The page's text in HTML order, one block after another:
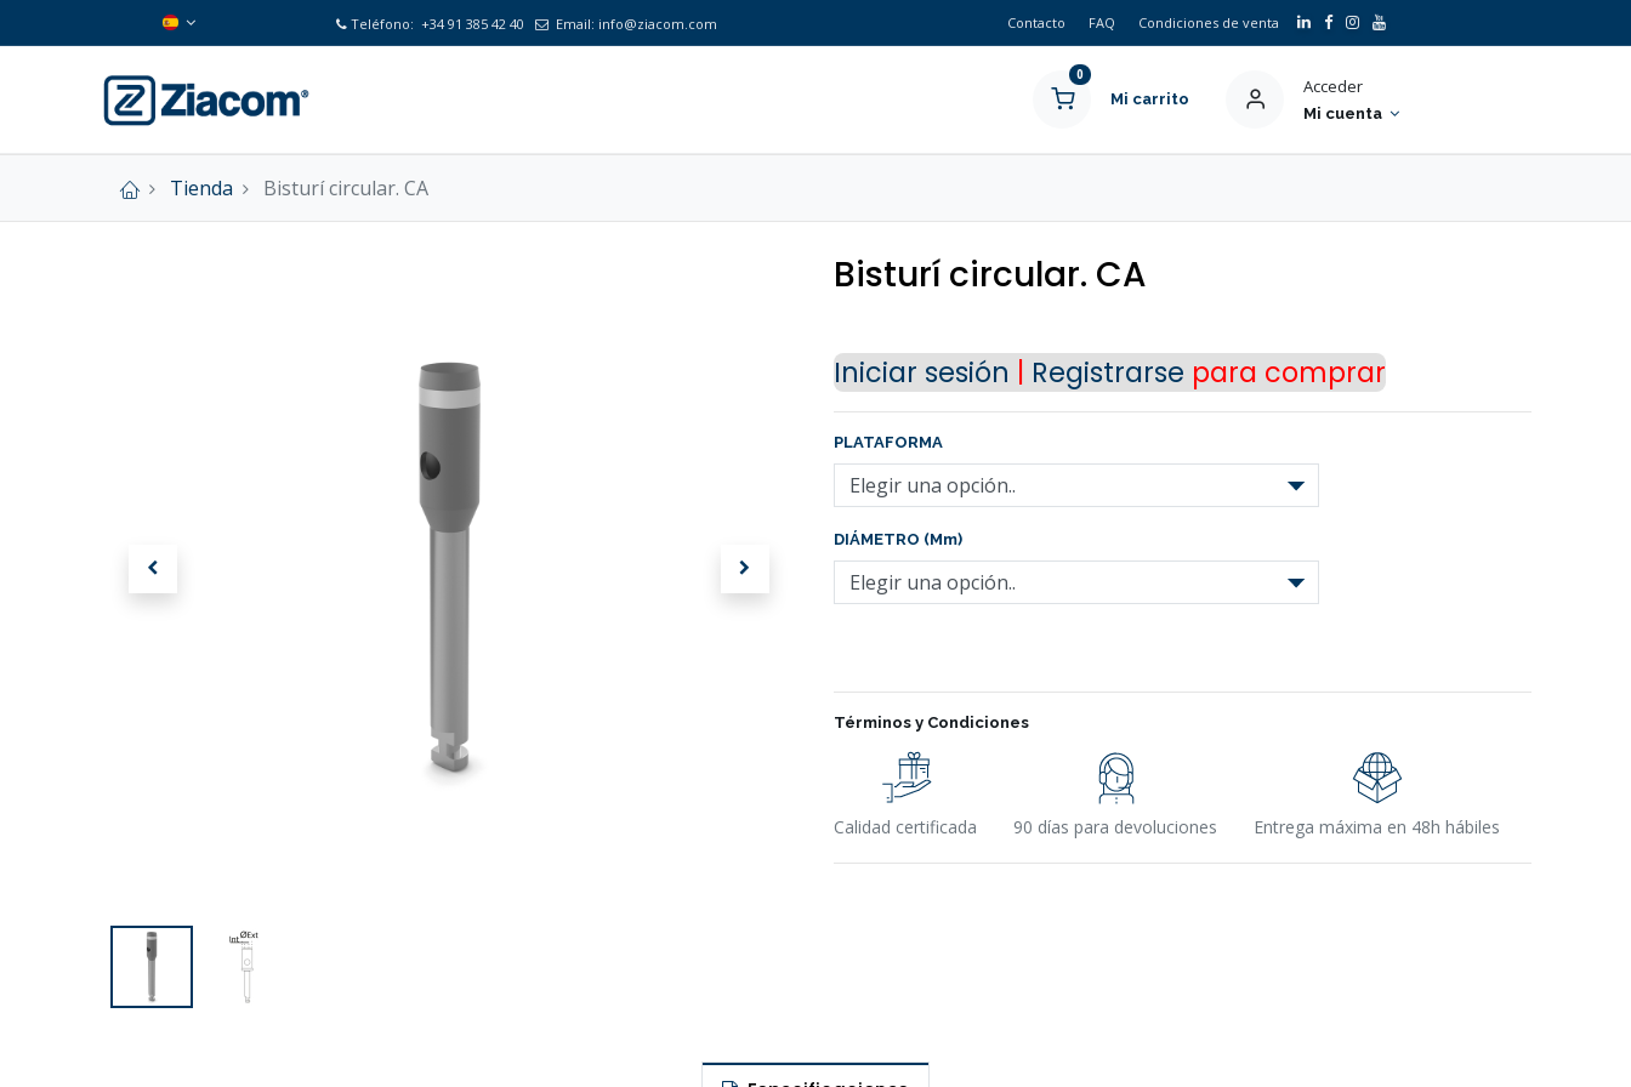
Teléfono: +34 91 385 42 40 Email: info@ziacom.com Contacto FAQ Condiciones de venta
0
Mi carrito
Acceder
Mi cuenta
Tienda Bisturí circular. CA
Bisturí circular. CA
Iniciar sesión | Registrarse para comprar
PLATAFORMA
DIÁMETRO (mm)
Términos y Condiciones
Calidad certificada 90 días para devoluciones Entrega máxima en 48h hábiles